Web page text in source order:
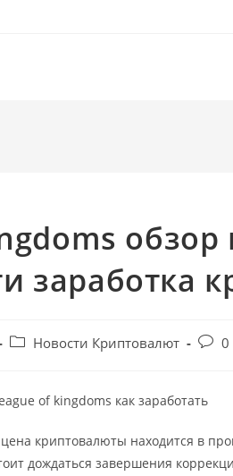
обзор
заработка
Post Новости Криптовалют
Post0
криптовалюты находится в
дождаться завершения